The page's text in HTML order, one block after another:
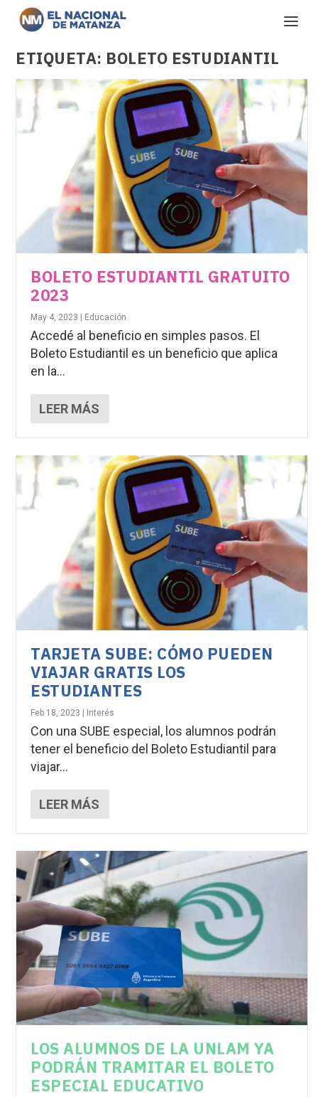
ETIQUETA: BOLETO ESTUDIANTIL
BOLETO ESTUDIANTIL GRATUITO
2023
May 4, 2023 Educación
Accedé al beneficio en simples pasos. El
Boleto Estudiantil es un beneficio que aplica
en la...
LEER MÁS
TARJETA SUBE: CÓMO PUEDEN
VIAJAR GRATIS LOS
ESTUDIANTES
Feb 18, 2023 | Interés
Con una SUBE especial, los alumnos podrán
tener el beneficio del Boleto Estudiantil para
viajar...
LEER MÁS
LOS ALUMNOS DE LA UNLAM YA
PODRÁN TRAMITAR EL BOLETO
ESPECIAL EDUCATIVO